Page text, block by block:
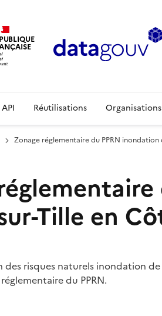
API Réutilisations Organisations
Zonage réglementaire du PPRN
Tille en
des risques naturels inondation
du PPRN.